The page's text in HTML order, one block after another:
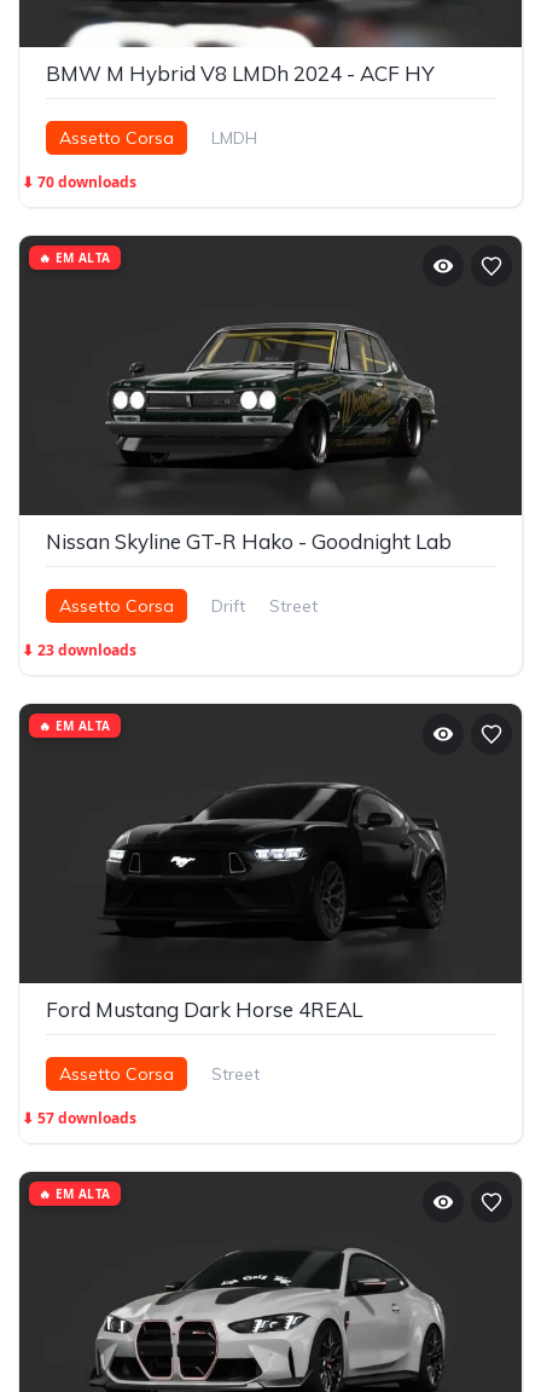
BMW M Hybrid V8 LMDh 2024 - ACF HY
Assetto Corsa LMDH
⬇ 70 downloads
Nissan Skyline GT-R Hako - Goodnight Lab
Assetto Corsa Drift Street
⬇ 23 downloads
🔥 EM ALTA
Ford Mustang Dark Horse 4REAL
Assetto Corsa Street
⬇ 57 downloads
🔥 EM ALTA
🔥 EM ALTA